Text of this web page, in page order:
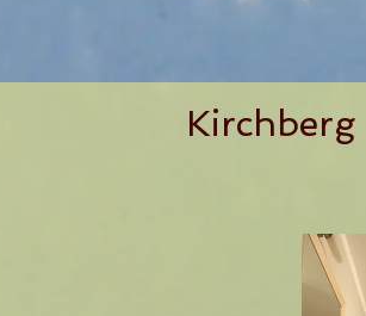
Kirchberg